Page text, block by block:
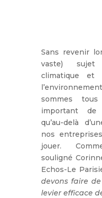
Sans revenir
vaste) sujet
climatique
sommes
important de
qu’au-delà
nos
jouer.
souligné
Echos-Le
devons faire
levier efficace